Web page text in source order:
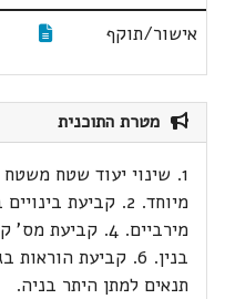
אישור/תוקף
מטרת התוכנית
1. שינוי יעוד שטח
תנאים למתן היתר בניה.